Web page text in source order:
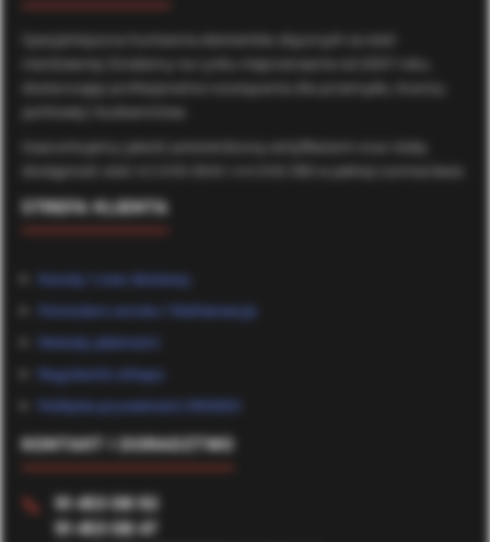
Specjalistyczna hurtownia elementów złącznych ze stali
nierdzewnej. Działamy na rynku nieprzerwanie od 2007 roku,
dostarczając profesjonalne rozwiązania dla przemysłu, branży
jachtowej i budownictwa.
Gwarantujemy jakość potwierdzoną certyfikatami oraz stałą
dostępność stali A2 (AISI 304) i A4 (AISI 316) w pełnej rozmiarówce.
STREFA KLIENTA
Koszty i czas dostawy
Formularz zwrotu / Reklamacje
Metody płatności
Regulamin sklepu
Polityka prywatności (RODO)
KONTAKT I DORADZTWO
📞 91 453 08 92
91 453 08 47